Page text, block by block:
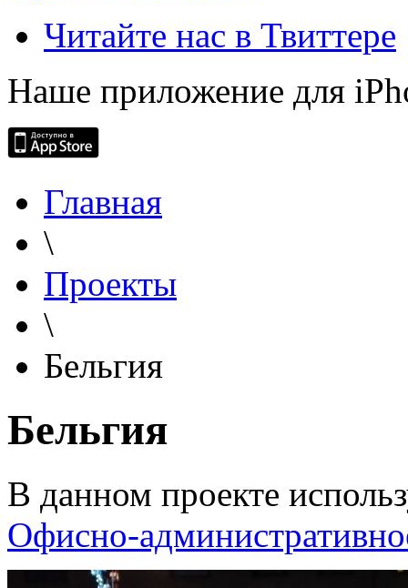
Читайте нас в Твиттере
Наше приложение для
Главная
\
Проекты
\
Бельгия
Бельгия
В данном проекте
Офисно-